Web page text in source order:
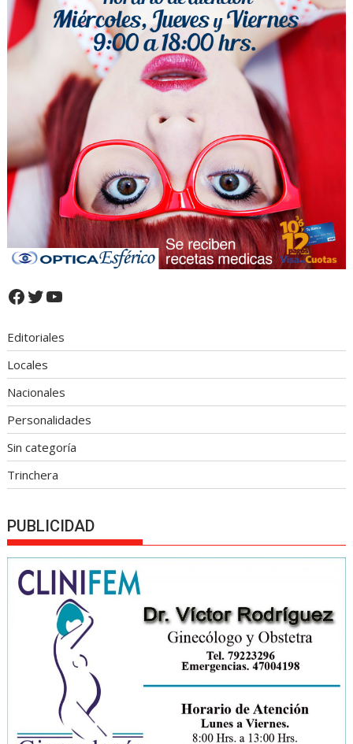
Facebook
Twitter
YouTube
Editoriales
Locales
Nacionales
Personalidades
Sin categoría
Trinchera
PUBLICIDAD